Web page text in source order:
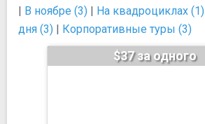
| В ноябре (3) | На квадроциклах (1)
дня (3) | Корпоративные туры (3)
$37 за одного